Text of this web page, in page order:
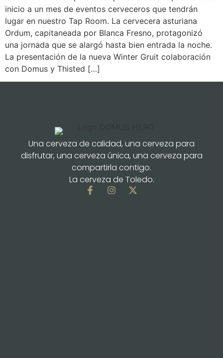
inicio a un mes de eventos cerveceros que tendrán
lugar en nuestro Tap Room. La cervecera asturiana
Ordum, capitaneada por Blanca Fresno, protagonizó
una jornada que se alargó hasta bien entrada la noche.
La presentación de la nueva Winter Gruit colaboración
con Domus y Thisted […]
Una cerveza de calidad, una cerveza para
disfrutar, una cerveza única, una cerveza para
compartirla contigo.
La cerveza de Toledo.